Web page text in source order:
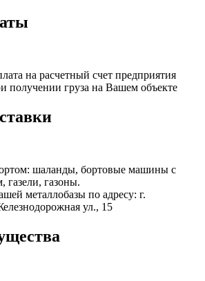
на расчетный счет предприятия
получении груза на Вашем объекте
шаланды, бортовые машины с
газели, газоны.
металлобазы по адресу: г.
ул., 15